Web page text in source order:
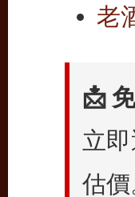
老
📩
立
估價